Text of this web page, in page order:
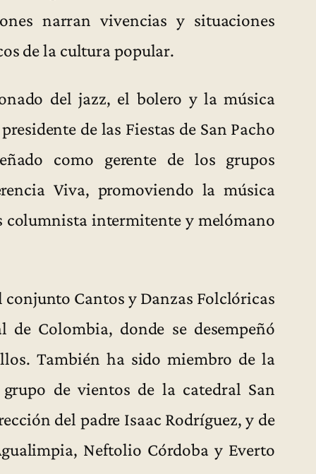
narran vivencias y situaciones
de la cultura popular.
del jazz, el bolero y la música
de las Fiestas de San Pacho
como gerente de los grupos
Viva, promoviendo la música
intermitente y melómano
Cantos y Danzas Folclóricas
Colombia, donde se desempeñó
También ha sido miembro de la
de vientos de la catedral San
del padre Isaac Rodríguez, y de
Neftolio Córdoba y Everto